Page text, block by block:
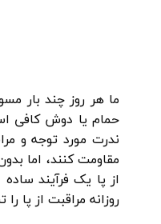
ما هر روز چند بار
حمام یا دوش کافی
ندرت مورد توجه و
مقاومت کنند، اما
روزانه مراقبت از پا